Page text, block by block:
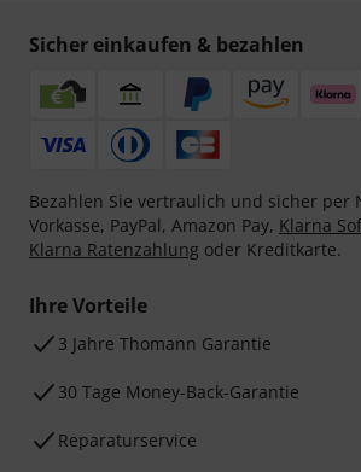
Sicher einkaufen & bezahlen
Bezahlen Sie vertraulich und sicher per
Vorkasse, PayPal, Amazon Pay, Klarna
Klarna Ratenzahlung oder Kreditkarte.
Ihre Vorteile
3 Jahre Thomann Garantie
30 Tage Money-Back-Garantie
Reparaturservice